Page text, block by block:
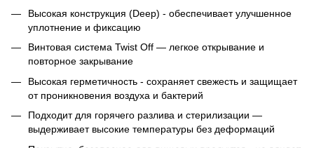
Высокая конструкция (Deep) - обеспечивает улучшенное
уплотнение и фиксацию
Винтовая система Twist Off — легкое открывание и
повторное закрывание
Высокая герметичность - сохраняет свежесть и защищает
от проникновения воздуха и бактерий
Подходит для горячего разлива и стерилизации —
выдерживает высокие температуры без деформаций